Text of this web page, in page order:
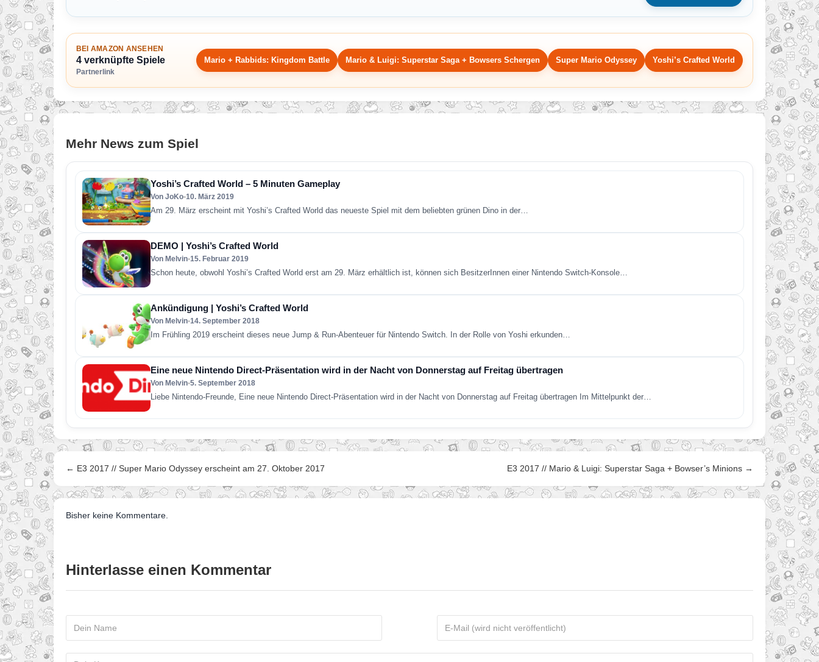
BEI AMAZON ANSEHEN
4 verknüpfte Spiele
Partnerlink
Mario + Rabbids: Kingdom Battle Mario & Luigi: Superstar Saga + Bowsers Schergen Super Mario Odyssey Yoshi’s Crafted World
Mehr News zum Spiel
Yoshi’s Crafted World – 5 Minuten Gameplay
Von JoKo•10. März 2019
Am 29. März erscheint mit Yoshi’s Crafted World das neueste Spiel mit dem beliebten grünen Dino in der…
DEMO | Yoshi’s Crafted World
Von Melvin•15. Februar 2019
Schon heute, obwohl Yoshi’s Crafted World erst am 29. März erhältlich ist, können sich BesitzerInnen einer Nintendo Switch-Konsole…
Ankündigung | Yoshi’s Crafted World
Von Melvin•14. September 2018
Im Frühling 2019 erscheint dieses neue Jump & Run-Abenteuer für Nintendo Switch. In der Rolle von Yoshi erkunden…
Eine neue Nintendo Direct-Präsentation wird in der Nacht von Donnerstag auf Freitag übertragen
Von Melvin•5. September 2018
Liebe Nintendo-Freunde, Eine neue Nintendo Direct-Präsentation wird in der Nacht von Donnerstag auf Freitag übertragen Im Mittelpunkt der…
← E3 2017 // Super Mario Odyssey erscheint am 27. Oktober 2017 E3 2017 // Mario & Luigi: Superstar Saga + Bowser’s Minions →
Bisher keine Kommentare.
Hinterlasse einen Kommentar